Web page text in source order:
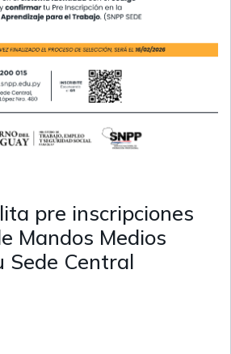
pre inscripciones
Mandos Medios
Sede Central